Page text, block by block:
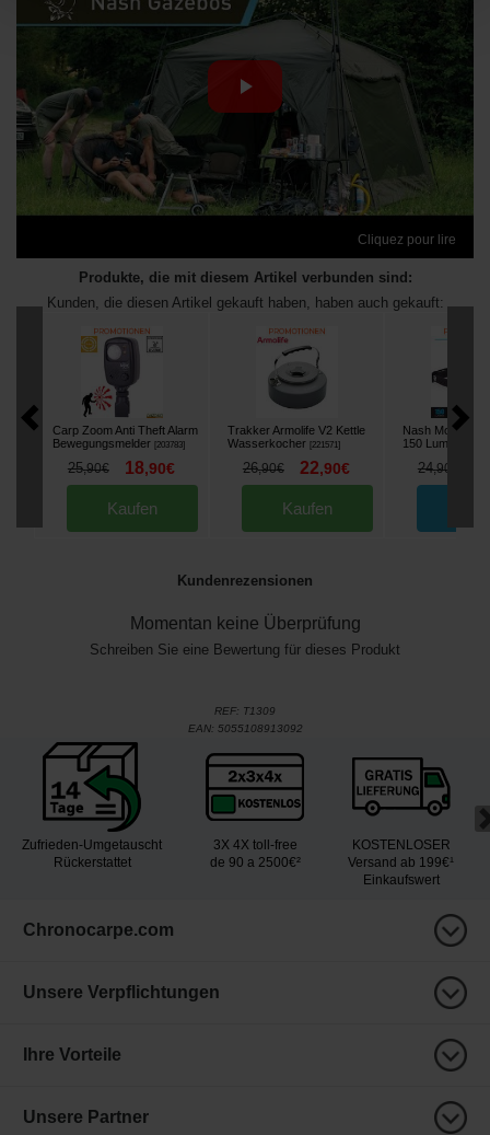
Cliquez pour lire
Produkte, die mit diesem Artikel verbunden sind:
Kunden, die diesen Artikel gekauft haben, haben auch gekauft:
Carp Zoom Anti Theft Alarm
Bewegungsmelder
203783]
25,90€ 18,90€
Kaufen
Trakker Armolife V2 Kettle
Wasserkocher
221571]
26,90€ 22,90€
Kaufen
Nash
150 Lumen
24,90
Kundenrezensionen
Momentan keine Überprüfung
Schreiben Sie eine Bewertung für dieses Produkt
REF: T1309
EAN: 5055108913092
Zufrieden-Umgetauscht
Rückerstattet
3X 4X toll-free
de 90 a 2500€²
KOSTENLOSER
Versand ab 199€¹
Einkaufswert
Chronocarpe.com
Unsere Verpflichtungen
Ihre Vorteile
Unsere Partner